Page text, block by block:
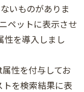
いものがありま
ペットに表示させ
を導入しまし
性を付与してお
を検索結果に表